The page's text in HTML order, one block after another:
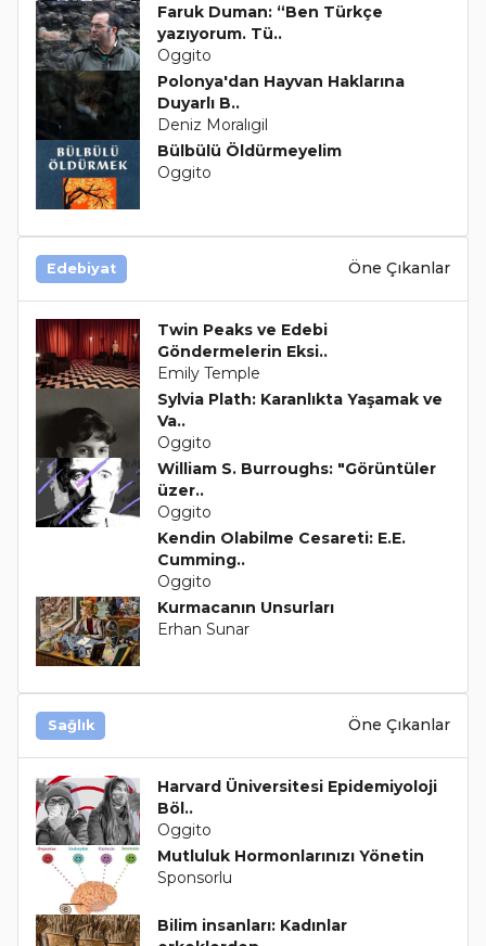
Faruk Duman: “Ben Türkçe
yazıyorum. Tü..
Oggito
Polonya'dan Hayvan Haklarına
Duyarlı B..
Deniz Moralıgil
Bülbülü Öldürmeyelim
Oggito
Edebiyat Öne Çıkanlar
Twin Peaks ve Edebi
Göndermelerin Eksi..
Emily Temple
Sylvia Plath: Karanlıkta Yaşamak ve
Va..
Oggito
William S. Burroughs: "Görüntüler
üzer..
Oggito
Kendin Olabilme Cesareti: E.E.
Cumming..
Oggito
Kurmacanın Unsurları
Erhan Sunar
Sağlık Öne Çıkanlar
Harvard Üniversitesi Epidemiyoloji
Böl..
Oggito
Mutluluk Hormonlarınızı Yönetin
Sponsorlu
Bilim insanları: Kadınlar